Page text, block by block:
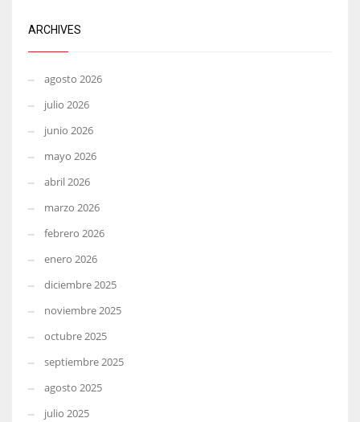
ARCHIVES
agosto 2026
julio 2026
junio 2026
mayo 2026
abril 2026
marzo 2026
febrero 2026
enero 2026
diciembre 2025
noviembre 2025
octubre 2025
septiembre 2025
agosto 2025
julio 2025